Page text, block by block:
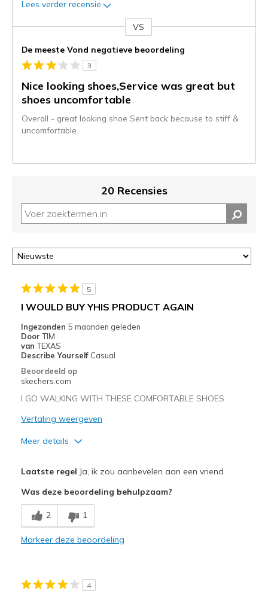
Lees verder recensie
content
wordt
momenteel
gemigreerd
naar
niejee
page_id.
migratie
op
deze
door
<a
href="javascript:location.href=location.pathname;">hier</a>
de
page
met
de
migratiegeschiedenis
van
page_id
bezoeken.
VS
De meeste Vond negatieve beoordeling
3
Nice looking shoes,Service was great but
shoes uncomfortable
Overall - great looking shoe Sent back because to stiff &
uncomfortable
20 Recensies
5
I WOULD BUY YHIS PRODUCT AGAIN
Ingezonden 5 maanden geleden
Door TIM
van TEXAS
Describe Yourself Casual
Beoordeeld op
skechers.com
I GO WALKING WITH THESE COMFORTABLE SHOES
Vertaling weergeven
Meer details
Comfortable
Durable
Need Break In
Laatste regel Ja, ik zou aanbevelen aan een vriend
Was deze beoordeling behulpzaam?
2 1
Markeer deze beoordeling
4